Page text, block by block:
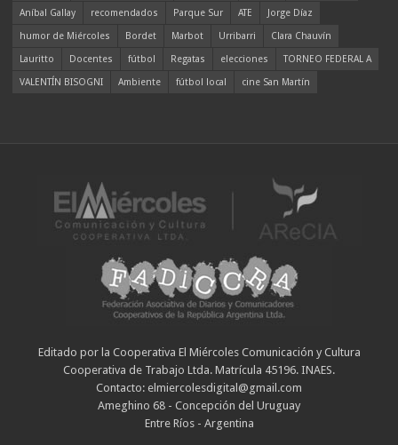
Aníbal Gallay
recomendados Parque Sur ATE
Jorge Díaz
humor de Miércoles
Bordet Marbot Urribarri
Clara Chauvín
Lauritto
Docentes fútbol Regatas elecciones
TORNEO FEDERAL A
VALENTÍN BISOGNI
Ambiente fútbol local cine San Martín
Editado por la Cooperativa El Miércoles Comunicación y Cultura
Cooperativa de Trabajo Ltda. Matrícula 45196. INAES.
Contacto: elmiercolesdigital@gmail.com
Ameghino 68 - Concepción del Uruguay
Entre Ríos - Argentina